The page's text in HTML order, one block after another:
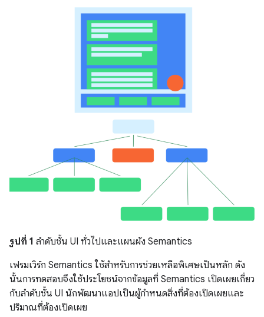
รูปที่ 1 ลำดับชั้น UI ทั่วไปและแผนผัง Semantics
เฟรมเวิร์ก Semantics ใช้สำหรับการช่วยเหลือพิเศษเป็นหลัก ดัง
นั้นการทดสอบจึงใช้ประโยชน์จากข้อมูลที่ Semantics เปิดเผยเกี่ยว
กับลำดับชั้น UI นักพัฒนาแอปเป็นผู้กำหนดสิ่งที่ต้องเปิดเผยและ
ปริมาณที่ต้องเปิดเผย